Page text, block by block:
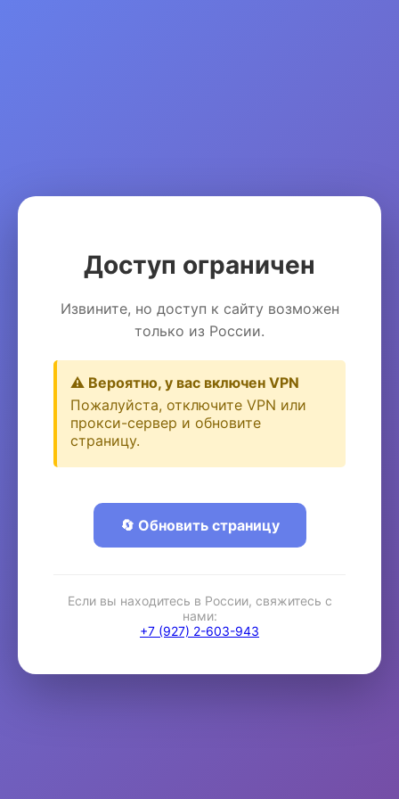
Доступ ограничен
Извините, но доступ к сайту возможен
только из России.
⚠️ Вероятно, у вас включен VPN
Пожалуйста, отключите VPN или
прокси-сервер и обновите
страницу.
🔄 Обновить страницу
Если вы находитесь в России, свяжитесь с
нами:
+7 (927) 2-603-943